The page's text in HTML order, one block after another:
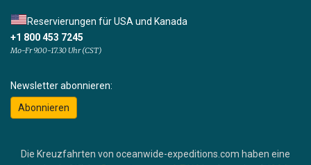
Reservierungen für USA und Kanada
+1 800 453 7245
Mo-Fr 9.00-17.30 Uhr (CST)
Newsletter abonnieren:
Abonnieren
Die Kreuzfahrten von oceanwide-expeditions.com haben eine